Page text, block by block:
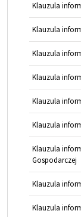
Klauzula
Klauzula
Klauzula
Klauzula
Klauzula
Klauzula
Klauzula
Gospodarczej
Klauzula
Klauzula